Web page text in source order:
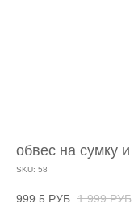
обвес на сумку
SKU: 58
999,5 РУБ 1 999 РУБ